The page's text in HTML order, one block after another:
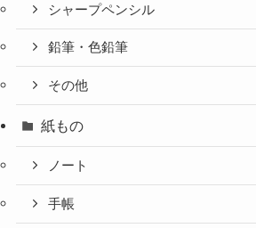
シャープペンシル
鉛筆・色鉛筆
その他
紙もの
ノート
手帳